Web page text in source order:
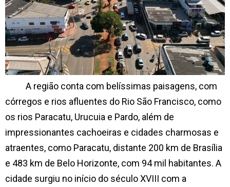
A região conta com belíssimas paisagens, com
córregos e rios afluentes do Rio São Francisco, como
os rios Paracatu, Urucuia e Pardo, além de
impressionantes cachoeiras e cidades charmosas e
atraentes, como Paracatu, distante 200 km de Brasília
e 483 km de Belo Horizonte, com 94 mil habitantes. A
cidade surgiu no início do século XVIII com a